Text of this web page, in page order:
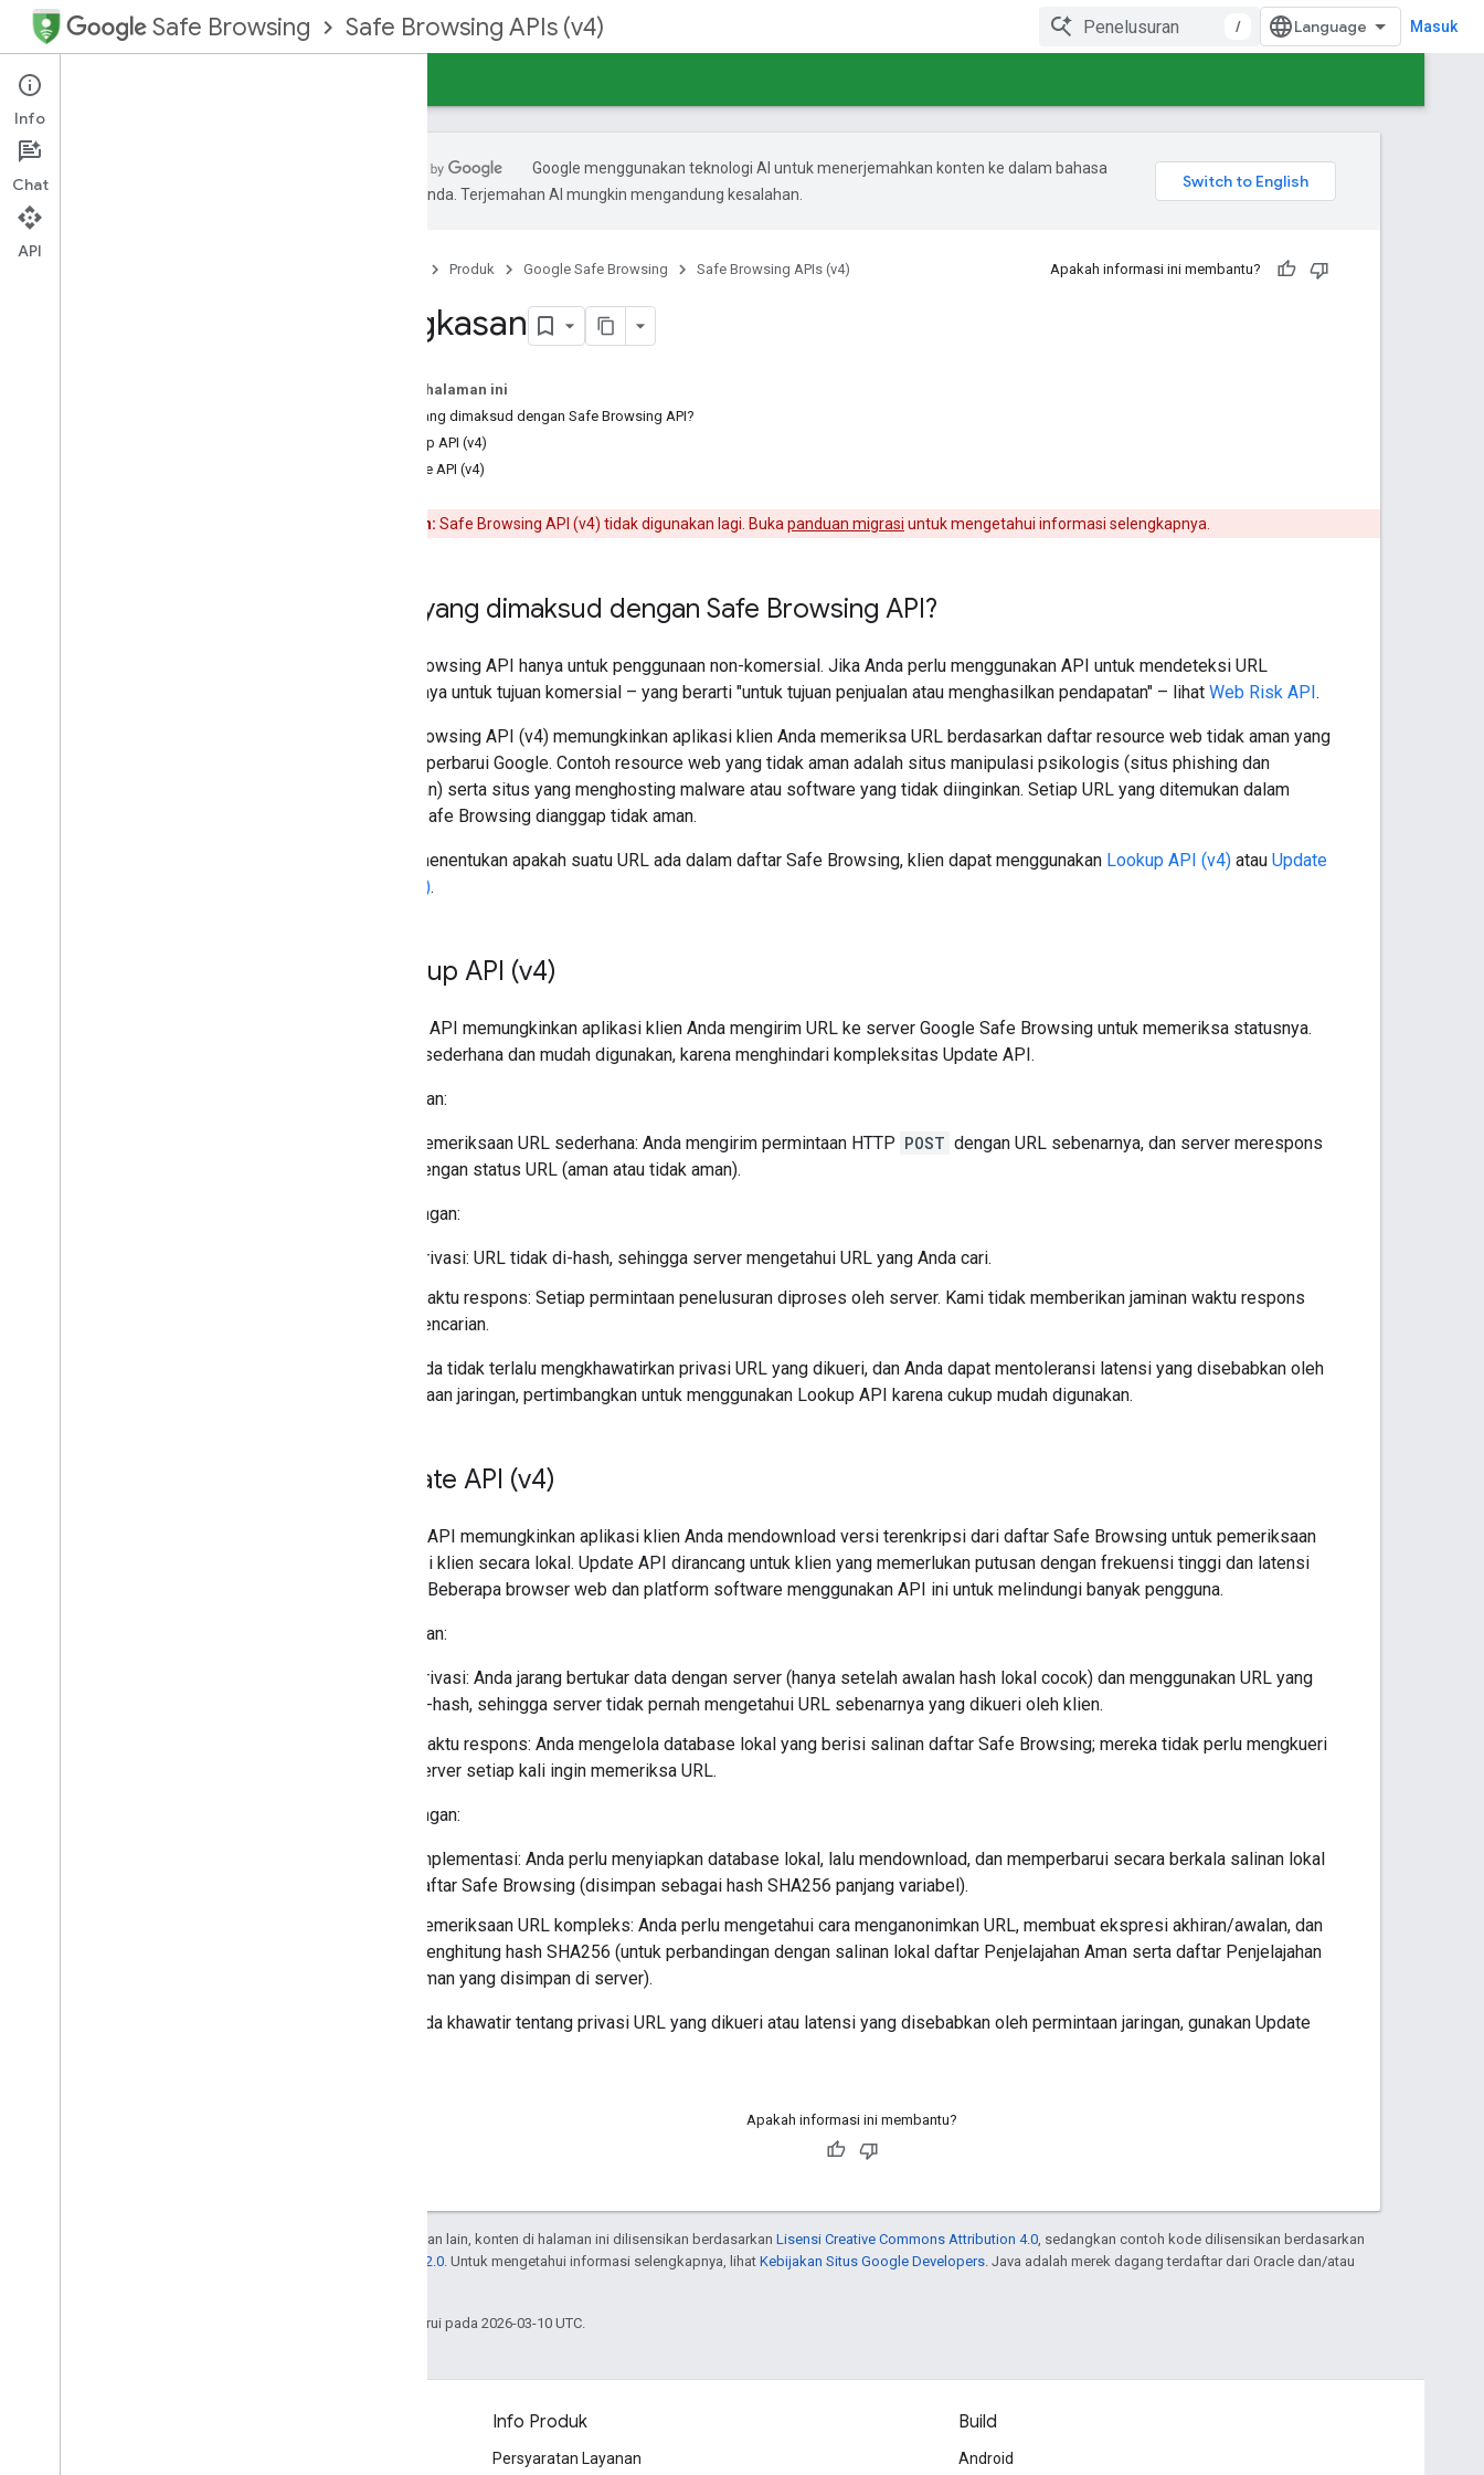
Safe Browsing Safe Browsing APIs (v4) / Masuk
Safe Browsing API (v4)
Google menggunakan teknologi AI untuk menerjemahkan konten ke dalam bahasa
pilihan Anda. Terjemahan AI mungkin mengandung kesalahan.
Produk Google Safe Browsing Safe Browsing APIs (v4) Apakah informasi ini membantu?
Ringkasan
Pada halaman ini
Apa yang dimaksud dengan Safe Browsing API?
Lookup API (v4)
Update API (v4)
Peringatan: Safe Browsing API (v4) tidak digunakan lagi. Buka panduan migrasi untuk mengetahui informasi selengkapnya.
Apa yang dimaksud dengan Safe Browsing API?
Safe Browsing API hanya untuk penggunaan non-komersial. Jika Anda perlu menggunakan API untuk mendeteksi URL
berbahaya untuk tujuan komersial – yang berarti "untuk tujuan penjualan atau menghasilkan pendapatan" – lihat Web Risk API.
Safe Browsing API (v4) memungkinkan aplikasi klien Anda memeriksa URL berdasarkan daftar resource web tidak aman yang
terus diperbarui Google. Contoh resource web yang tidak aman adalah situs manipulasi psikologis (situs phishing dan
penipuan) serta situs yang menghosting malware atau software yang tidak diinginkan. Setiap URL yang ditemukan dalam
daftar Safe Browsing dianggap tidak aman.
Untuk menentukan apakah suatu URL ada dalam daftar Safe Browsing, klien dapat menggunakan Lookup API (v4) atau Update
API (v4).
Lookup API (v4)
Lookup API memungkinkan aplikasi klien Anda mengirim URL ke server Google Safe Browsing untuk memeriksa statusnya.
API ini sederhana dan mudah digunakan, karena menghindari kompleksitas Update API.
Kelebihan:
Pemeriksaan URL sederhana: Anda mengirim permintaan HTTP POST dengan URL sebenarnya, dan server merespons
dengan status URL (aman atau tidak aman).
Kekurangan:
Privasi: URL tidak di-hash, sehingga server mengetahui URL yang Anda cari.
Waktu respons: Setiap permintaan penelusuran diproses oleh server. Kami tidak memberikan jaminan waktu respons
pencarian.
Jika Anda tidak terlalu mengkhawatirkan privasi URL yang dikueri, dan Anda dapat mentoleransi latensi yang disebabkan oleh
permintaan jaringan, pertimbangkan untuk menggunakan Lookup API karena cukup mudah digunakan.
Update API (v4)
Update API memungkinkan aplikasi klien Anda mendownload versi terenkripsi dari daftar Safe Browsing untuk pemeriksaan
URL sisi klien secara lokal. Update API dirancang untuk klien yang memerlukan putusan dengan frekuensi tinggi dan latensi
rendah. Beberapa browser web dan platform software menggunakan API ini untuk melindungi banyak pengguna.
Kelebihan:
Privasi: Anda jarang bertukar data dengan server (hanya setelah awalan hash lokal cocok) dan menggunakan URL yang
di-hash, sehingga server tidak pernah mengetahui URL sebenarnya yang dikueri oleh klien.
Waktu respons: Anda mengelola database lokal yang berisi salinan daftar Safe Browsing; mereka tidak perlu mengkueri
server setiap kali ingin memeriksa URL.
Kekurangan:
Implementasi: Anda perlu menyiapkan database lokal, lalu mendownload, dan memperbarui secara berkala salinan lokal
daftar Safe Browsing (disimpan sebagai hash SHA256 panjang variabel).
Pemeriksaan URL kompleks: Anda perlu mengetahui cara menganonimkan URL, membuat ekspresi akhiran/awalan, dan
menghitung hash SHA256 (untuk perbandingan dengan salinan lokal daftar Penjelajahan Aman serta daftar Penjelajahan
Aman yang disimpan di server).
Jika Anda khawatir tentang privasi URL yang dikueri atau latensi yang disebabkan oleh permintaan jaringan, gunakan Update
Apakah informasi ini membantu?
Kecuali dinyatakan lain, konten di halaman ini dilisensikan berdasarkan Lisensi Creative Commons Attribution 4.0 , sedangkan contoh kode dilisensikan berdasarkan
Lisensi Apache 2.0 . Untuk mengetahui informasi selengkapnya, lihat Kebijakan Situs Google Developers . Java adalah merek dagang terdaftar dari Oracle dan/atau
Terakhir diperbarui pada 2026-03-10 UTC.
Info Produk
Persyaratan Layanan
Build
Android
Info
Chat
API